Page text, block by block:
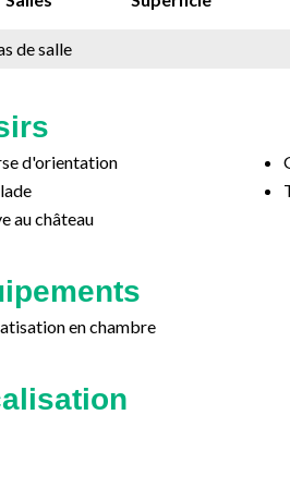
de salle
d'orientation
au château
en chambre